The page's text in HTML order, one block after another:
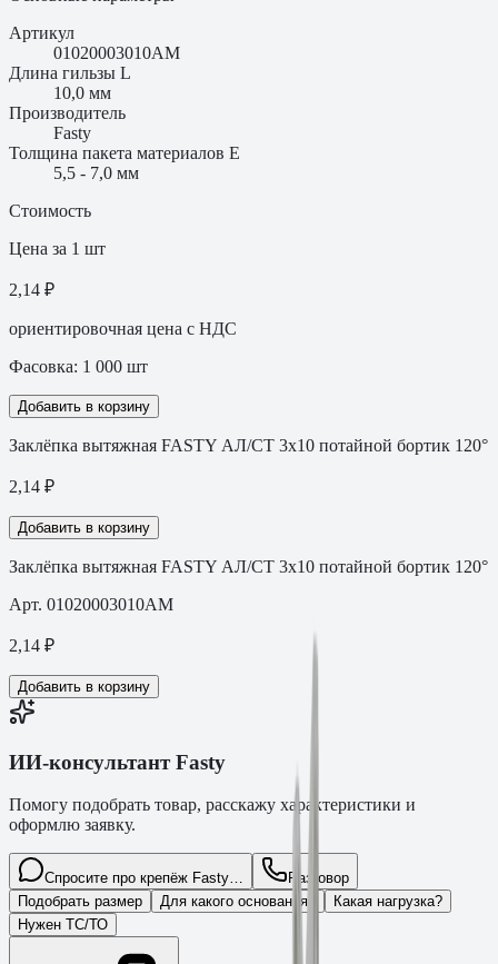
Артикул
01020003010AM
Длина гильзы L
10,0 мм
Производитель
Fasty
Толщина пакета материалов E
5,5 - 7,0 мм
Стоимость
Цена за 1 шт
2,14 ₽
ориентировочная цена с НДС
Фасовка: 1 000 шт
Добавить в корзину
Заклёпка вытяжная FASTY АЛ/СТ 3х10 потайной бортик 120°
2,14 ₽
Добавить в корзину
Заклёпка вытяжная FASTY АЛ/СТ 3х10 потайной бортик 120°
Арт. 01020003010AM
2,14 ₽
Добавить в корзину
ИИ-консультант Fasty
Помогу подобрать товар, расскажу характеристики и
оформлю заявку.
Спросите про крепёж Fasty…
Разговор
Подобрать размер
Для какого основания?
Какая нагрузка?
Нужен ТС/ТО